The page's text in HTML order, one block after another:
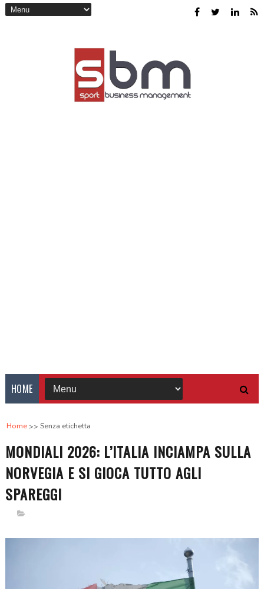
HOME
Home Senza etichetta
MONDIALI 2026: L’ITALIA INCIAMPA SULLA
NORVEGIA E SI GIOCA TUTTO AGLI
SPAREGGI